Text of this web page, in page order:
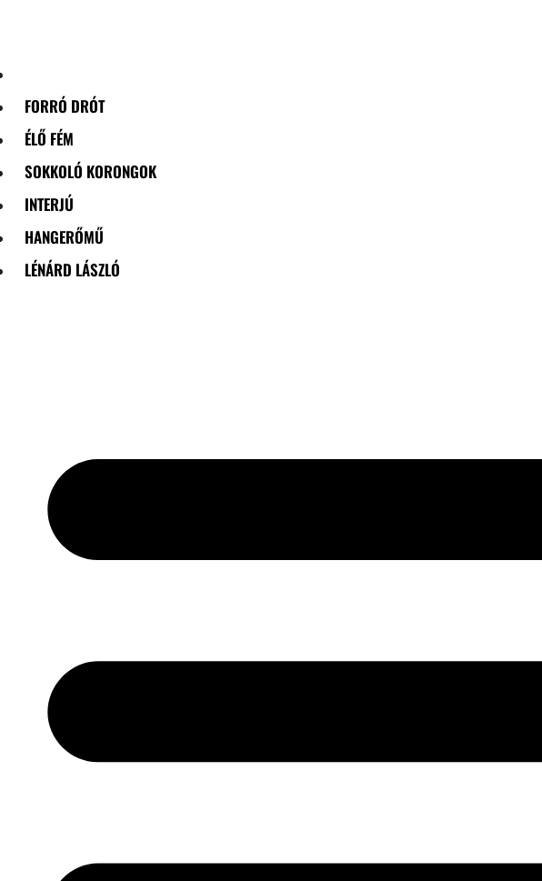
FORRÓ DRÓT
ÉLŐ FÉM
SOKKOLÓ KORONGOK
INTERJÚ
HANGERŐMŰ
LÉNÁRD LÁSZLÓ